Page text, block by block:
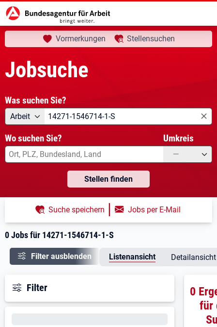
Startseite Jobsuche aktuelle Seite:
Ihre Suche
Vormerkungen Stellensuchen
Jobsuche
Was suchen Sie?
Angebotsart
Arbeit Was suchen Sie?
Wo suchen Sie? Umkreis
—
Stellen finden
0 Jobs für 14271-1546714-1-S
Suche speichern | Jobs per E-Mail
Filter ausblenden Listenansicht Detailansicht
Filter
0
für